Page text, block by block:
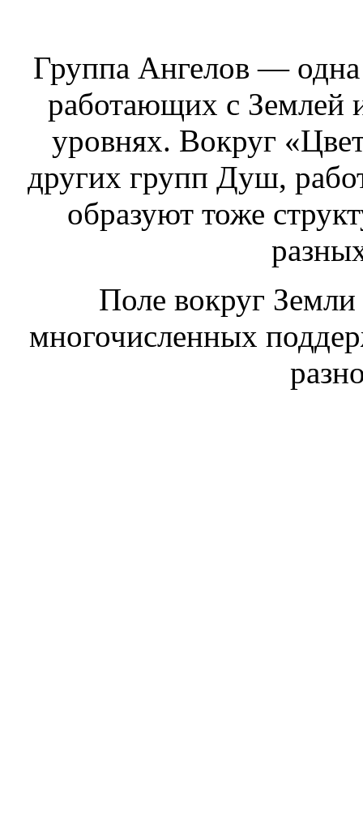
Группа Ангелов —
работающих с Землей
уровнях. Вокруг
других групп Душ,
образуют тоже
Поле вокруг
многочисленных